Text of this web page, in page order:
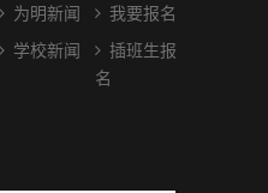
为明新闻
学校新闻
我要报名
插班生报
名